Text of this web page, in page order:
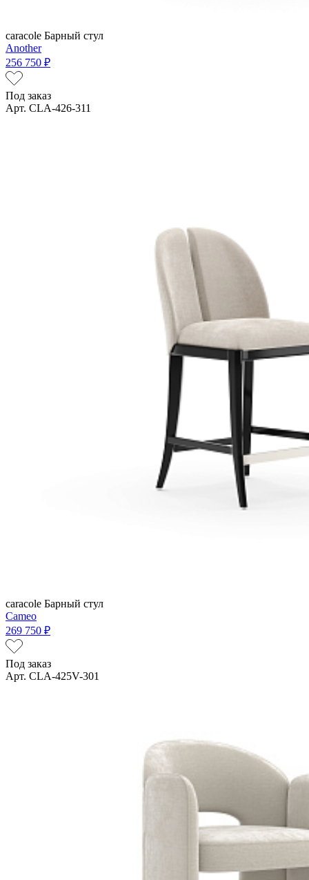
caracole Барный стул
Another
256 750 ₽
Под заказ
Арт. CLA-426-311
caracole Барный стул
Cameo
269 750 ₽
Под заказ
Арт. CLA-425V-301